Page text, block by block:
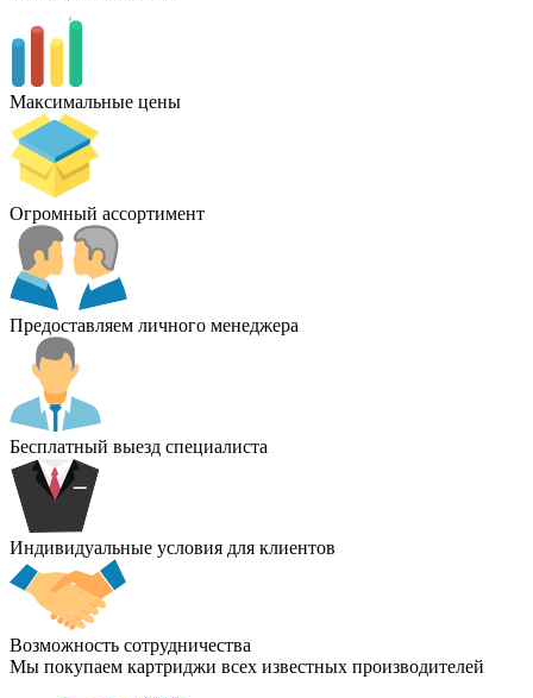
Максимальные цены
Огромный ассортимент
Предоставляем личного менеджера
Бесплатный выезд специалиста
Индивидуальные условия для клиентов
Возможность сотрудничества
Мы покупаем картриджи всех известных производителей